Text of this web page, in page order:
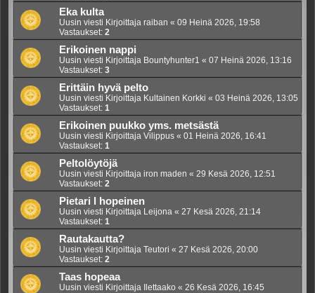
Eka kulta
Uusin viesti Kirjoittaja raiban « 09 Heinä 2026, 19:58
Vastaukset: 2
Erikoinen nappi
Uusin viesti Kirjoittaja Bountyhunter1 « 07 Heinä 2026, 13:16
Vastaukset: 3
Erittäin hyvä pelto
Uusin viesti Kirjoittaja Kultainen Korkki « 03 Heinä 2026, 13:05
Vastaukset: 1
Erikoinen puukko yms. metsästä
Uusin viesti Kirjoittaja Vilippus « 01 Heinä 2026, 16:41
Vastaukset: 1
Peltolöytöjä
Uusin viesti Kirjoittaja iron maden « 29 Kesä 2026, 12:51
Vastaukset: 2
Pietari l hopeinen
Uusin viesti Kirjoittaja Leijona « 27 Kesä 2026, 21:14
Vastaukset: 1
Rautakautta?
Uusin viesti Kirjoittaja Teutori « 27 Kesä 2026, 20:00
Vastaukset: 2
Taas hopeaa
Uusin viesti Kirjoittaja Ilettaako « 26 Kesä 2026, 16:45